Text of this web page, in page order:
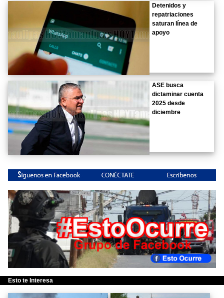
Detenidos y
repatriaciones
saturan línea de
apoyo
ASE busca
dictaminar cuenta
2025 desde
diciembre
Esto te Interesa